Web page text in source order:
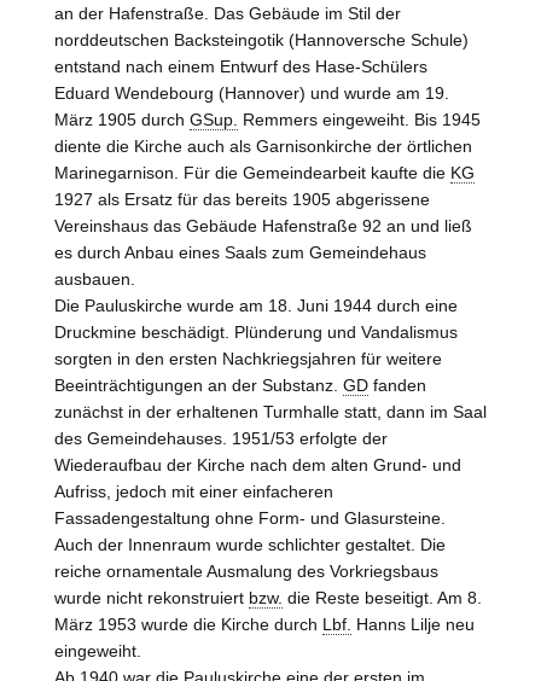
an der Hafenstraße. Das Gebäude im Stil der
norddeutschen Backsteingotik (Hannoversche Schule)
entstand nach einem Entwurf des Hase-Schülers
Eduard Wendebourg (Hannover) und wurde am 19.
März 1905 durch GSup. Remmers eingeweiht. Bis 1945
diente die Kirche auch als Garnisonkirche der örtlichen
Marinegarnison. Für die Gemeindearbeit kaufte die KG
1927 als Ersatz für das bereits 1905 abgerissene
Vereinshaus das Gebäude Hafenstraße 92 an und ließ
es durch Anbau eines Saals zum Gemeindehaus
ausbauen.
Die Pauluskirche wurde am 18. Juni 1944 durch eine
Druckmine beschädigt. Plünderung und Vandalismus
sorgten in den ersten Nachkriegsjahren für weitere
Beeinträchtigungen an der Substanz. GDfanden
zunächst in der erhaltenen Turmhalle statt, dann im Saal
des Gemeindehauses. 1951/53 erfolgte der
Wiederaufbau der Kirche nach dem alten Grund- und
Aufriss, jedoch mit einer einfacheren
Fassadengestaltung ohne Form- und Glasursteine.
Auch der Innenraum wurde schlichter gestaltet. Die
reiche ornamentale Ausmalung des Vorkriegsbaus
wurde nicht rekonstruiert bzw. die Reste beseitigt. Am 8.
März 1953 wurde die Kirche durch Lbf. Hanns Lilje neu
eingeweiht.